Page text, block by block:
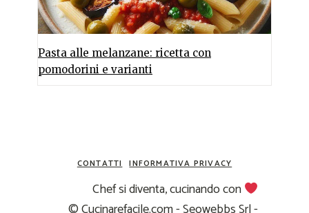
Pasta alle melanzane: ricetta con
pomodorini e varianti
CONTATTI INFORMATIVA PRIVACY
Chef si diventa, cucinando con